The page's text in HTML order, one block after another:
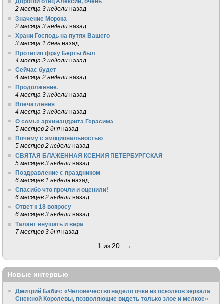
2 месяца 3 недели назад
Значение Морока
2 месяца 3 недели назад
Храни Господь на путях Вашего
3 месяца 1 день назад
Протитип фрау Берты был
4 месяца 2 недели назад
Сейчас будет
4 месяца 2 недели назад
Продолжение.
4 месяца 3 недели назад
Впечатления
4 месяца 3 недели назад
О семье архимандрита Герасима
5 месяцев 2 дня назад
Почему с эмоциональностью
5 месяцев 2 недели назад
СВЯТАЯ БЛАЖЕННАЯ КСЕНИЯ ПЕТЕРБУРГСКАЯ
5 месяцев 3 недели назад
Поздравление с праздником
6 месяцев 1 неделя назад
Спасибо что прочли и оценили!
6 месяцев 2 недели назад
Ответ к 18 вопросу
6 месяцев 3 недели назад
Талант внушать и вера
7 месяцев 3 дня назад
1 из 20 →
Новые интервью
Дмитрий Бабич: «Человечество надело очки из осколков зеркала
Снежной Королевы, позволяющие видеть только злое и мелкое»